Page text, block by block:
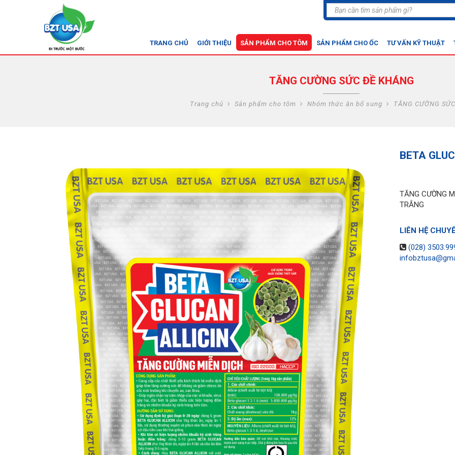
TRANG CHỦ GIỚI THIỆU SẢN PHẨM CHO TÔM SẢN PHẨM CHO ỐC TƯ VẤN KỸ THUẬT
TĂNG CƯỜNG SỨC ĐỀ KHÁNG
Trang chủ Sản phẩm cho tôm Nhóm thức ăn bổ sung TĂNG CƯỜNG
BETA
TĂNG CƯỜNG
TRẮNG
LIÊN HỆ
(028)